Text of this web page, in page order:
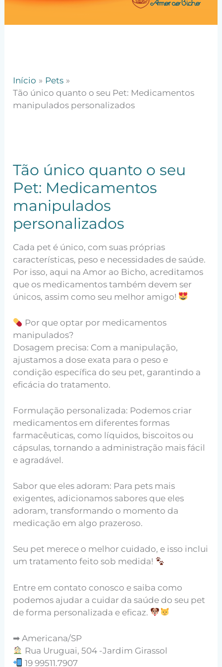
Início
Pets
Tão único quanto o seu Pet: Medicamentos
manipulados personalizados
Tão único quanto o seu
Pet: Medicamentos
manipulados
personalizados
Cada pet é único, com suas próprias
características, peso e necessidades de saúde.
Por isso, aqui na Amor ao Bicho, acreditamos
que os medicamentos também devem ser
únicos, assim como seu melhor amigo!
Por que optar por medicamentos
manipulados?
Dosagem precisa: Com a manipulação,
ajustamos a dose exata para o peso e
condição específica do seu pet, garantindo a
eficácia do tratamento.
Formulação personalizada: Podemos criar
medicamentos em diferentes formas
farmacêuticas, como líquidos, biscoitos ou
cápsulas, tornando a administração mais fácil
e agradável.
Sabor que eles adoram: Para pets mais
exigentes, adicionamos sabores que eles
adoram, transformando o momento da
medicação em algo prazeroso.
Seu pet merece o melhor cuidado, e isso inclui
um tratamento feito sob medida!
Entre em contato conosco e saiba como
podemos ajudar a cuidar da saúde do seu pet
de forma personalizada e eficaz.
➡ Americana/SP
Rua Uruguai, 504 -Jardim Girassol
19 99511.7907